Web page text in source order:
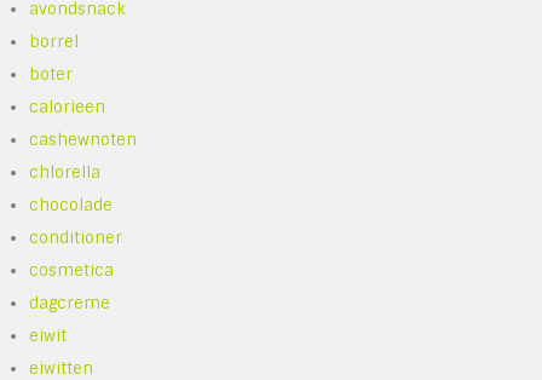
avondsnack
borrel
boter
calorieen
cashewnoten
chlorella
chocolade
conditioner
cosmetica
dagcreme
eiwit
eiwitten